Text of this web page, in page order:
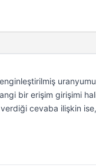
bir erişim girişimi
cevaba ilişkin